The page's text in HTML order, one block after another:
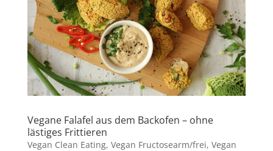
Vegane Falafel aus dem Backofen – ohne
lästiges Frittieren
Vegan Clean Eating, Vegan Fructosearm/frei, Vegan